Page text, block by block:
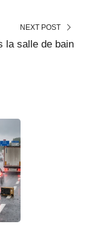
NEXT POST
la salle de bain